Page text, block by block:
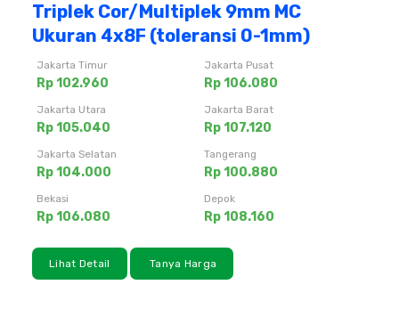
Triplek Cor/Multiplek 9mm MC
Ukuran 4x8F (toleransi 0-1mm)
Jakarta Timur
Rp 102.960
Jakarta Pusat
Rp 106.080
Jakarta Utara
Rp 105.040
Jakarta Barat
Rp 107.120
Jakarta Selatan
Rp 104.000
Tangerang
Rp 100.880
Bekasi
Rp 106.080
Depok
Rp 108.160
Lihat Detail Tanya Harga